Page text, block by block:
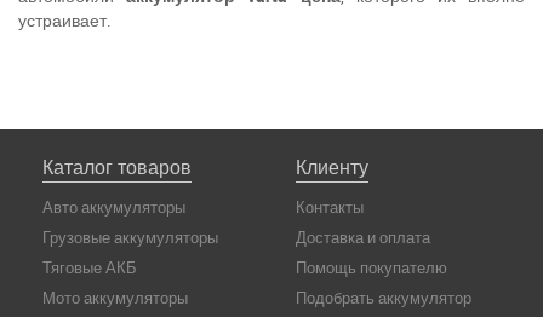
устраивает.
Каталог товаров
Авто аккумуляторы
Грузовые аккумуляторы
Тяговые АКБ
Мото аккумуляторы
Клиенту
Контакты
Доставка и оплата
Помощь покупателю
Подобрать аккумулятор